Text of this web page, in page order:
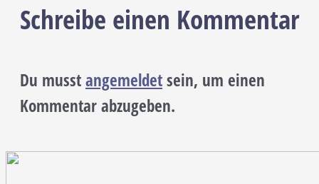
Schreibe einen Kommentar
Du musstangemeldetsein, um einen
Kommentar abzugeben.